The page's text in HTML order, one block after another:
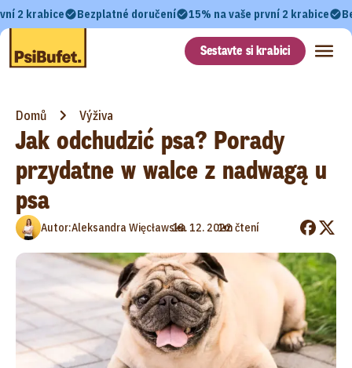
2 krabice Bezplatné doručení 15% na vaše první 2 krabice
Sestavte si krabici
Domů Výživa
Jak odchudzić psa? Porady
przydatne w walce z nadwagą u
psa
Autor:Aleksandra Więcławska
•
13. 12. 2022
•
1m čtení